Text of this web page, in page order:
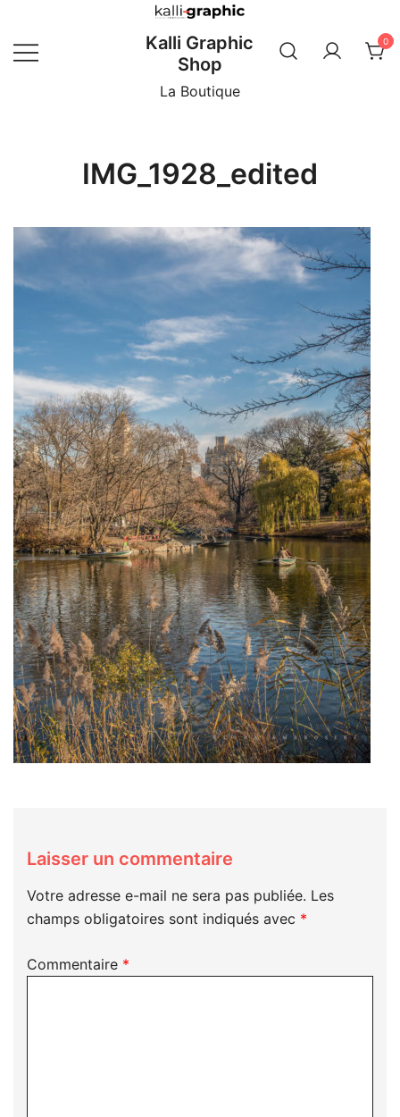
content
Kalli Graphic
Shop
La Boutique
0
IMG_1928_edited
Laisser un commentaire
Votre adresse e-mail ne sera pas publiée. Les
champs obligatoires sont indiqués avec *
Commentaire *